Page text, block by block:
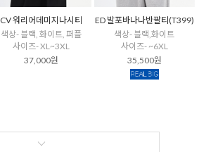
CV 워리어데미지나시티
색상- 블랙, 화이트, 퍼플
사이즈- XL~3XL
37,000원
ED 발포바나나반팔티(T399)
색상- 블랙,화이트
사이즈- ~6XL
35,500원